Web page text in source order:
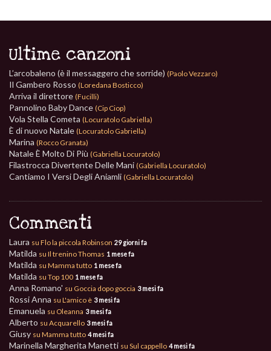
Ultime canzoni
L’arcobaleno (è il messaggero che sorride) (Paolo Vezzaro)
Il Gambero Rosso (Loredana Bosticco)
Arriva il direttore (Fucilli)
Pannolino Baby Dance (Cip Ciop)
Vola Stella Cometa (Locuratolo Gabriella)
È di nuovo Natale (Locuratolo Gabriella)
Marina (Rocco Granata)
Natale È Molto Di Più (Gabriella Locuratolo)
Filastrocca Divertente Delle Mani (Gabriella Locuratolo)
Cantiamo I Versi Degli Aniamli (Gabriella Locuratolo)
Commenti
Laura su Flo la piccola Robinson 29 giorni fa
Matilda su Il trenino Thomas 1 mese fa
Matilda su Mamma tutto 1 mese fa
Matilda su Top 100 1 mese fa
Anna Romano' su Goccia dopo goccia 3 mesi fa
Rossi Anna su L'amico è 3 mesi fa
Emanuela su Oleanna 3 mesi fa
Alberto su Acquarello 3 mesi fa
Giusy su Mamma tutto 4 mesi fa
Marinella Margherita Manetti su Sul cappello 4 mesi fa